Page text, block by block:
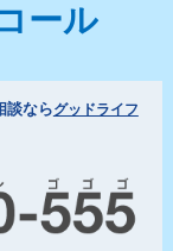
ール
談ならグッドライフ